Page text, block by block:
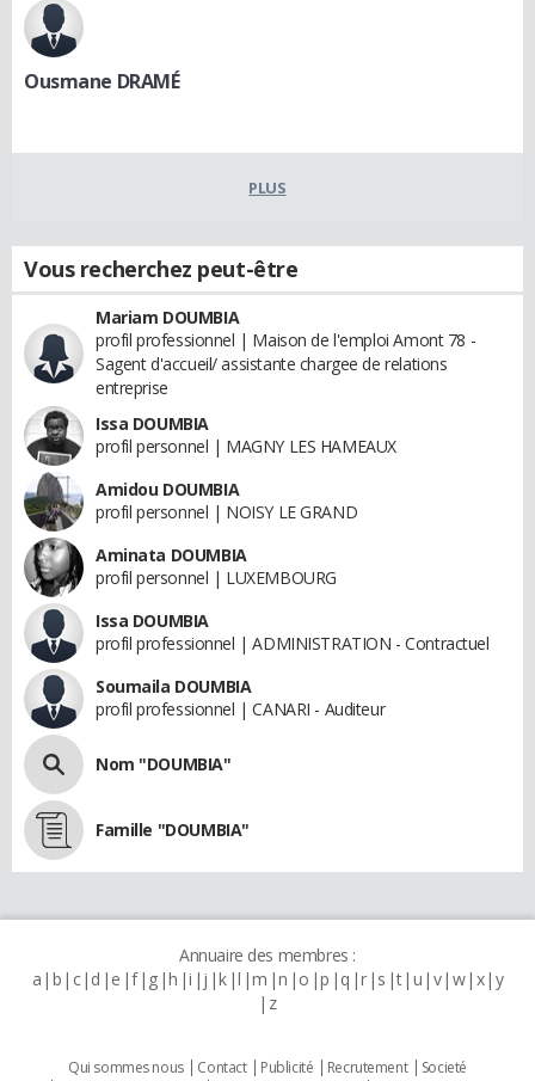
Ousmane DRAMÉ
PLUS
Vous recherchez peut-être
Mariam DOUMBIA
profil professionnel | Maison de l'emploi Amont 78 -
Sagent d'accueil/ assistante chargee de relations
entreprise
Issa DOUMBIA
profil personnel | MAGNY LES HAMEAUX
Amidou DOUMBIA
profil personnel | NOISY LE GRAND
Aminata DOUMBIA
profil personnel | LUXEMBOURG
Issa DOUMBIA
profil professionnel | ADMINISTRATION - Contractuel
Soumaila DOUMBIA
profil professionnel | CANARI - Auditeur
Nom "DOUMBIA"
Famille "DOUMBIA"
Annuaire des membres :
a b c d e f g h i j k l m n o p q r s t u v w x y
z
Qui sommes nous Contact Publicité Recrutement
Societé